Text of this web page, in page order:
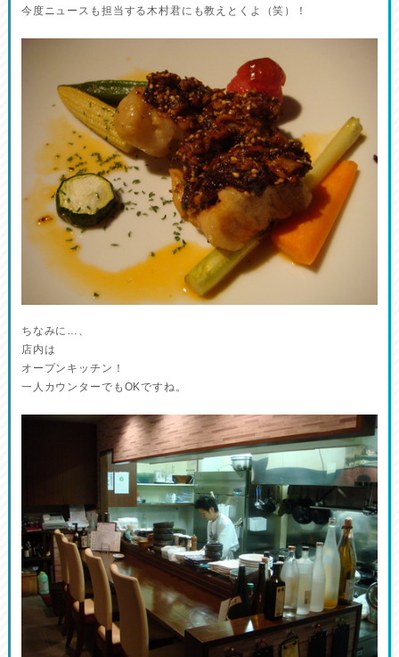
今度ニュースも担当する木村君にも教えとくよ（笑）！
ちなみに…、
店内は
オープンキッチン！
一人カウンターでもOKですね。